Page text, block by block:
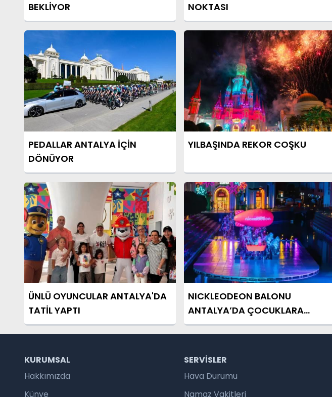
BEKLİYOR
NOKTASI
PEDALLAR ANTALYA İÇİN
DÖNÜYOR
YILBAŞINDA REKOR COŞKU
ÜNLÜ OYUNCULAR ANTALYA'DA
TATİL YAPTI
NICKLEODEON BALONU
ANTALYA’DA ÇOCUKLARA
RENKLİ EĞLENCE SUNDU
KURUMSAL
Hakkımızda
Künye
SERVISLER
Hava Durumu
Namaz Vakitleri